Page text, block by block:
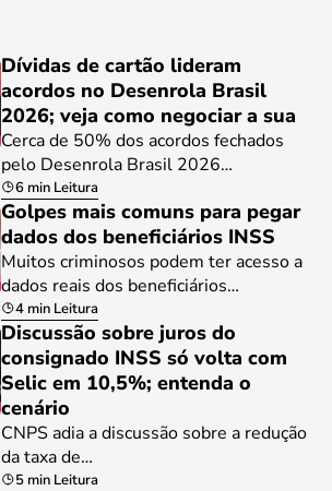
Dívidas de cartão lideram
acordos no Desenrola Brasil
2026; veja como negociar a sua
Cerca de 50% dos acordos fechados
pelo Desenrola Brasil 2026…
6 min Leitura
Golpes mais comuns para pegar
dados dos beneficiários INSS
Muitos criminosos podem ter acesso a
dados reais dos beneficiários…
4 min Leitura
Discussão sobre juros do
consignado INSS só volta com
Selic em 10,5%; entenda o
cenário
CNPS adia a discussão sobre a redução
da taxa de…
5 min Leitura